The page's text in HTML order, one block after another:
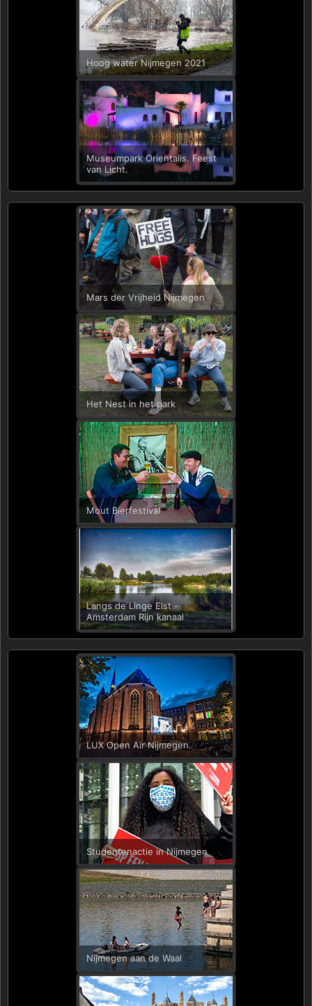
Hoog water Nijmegen 2021
Museumpark Orientalis. Feest
van Licht.
Mars der Vrijheid Nijmegen
Het Nest in het park
Mout Bierfestival
Langs de Linge Elst -
Amsterdam Rijn kanaal
LUX Open Air Nijmegen.
Studentenactie in Nijmegen
Nijmegen aan de Waal